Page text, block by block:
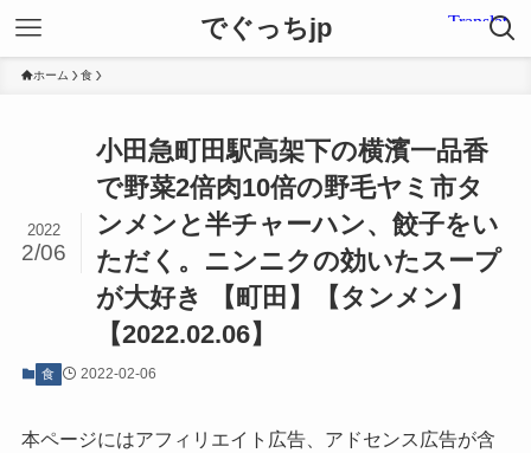
でぐっちjp
ホーム 食
小田急町田駅高架下の横濱一品香
で野菜2倍肉10倍の野毛ヤミ市タ
ンメンと半チャーハン、餃子をい
ただく。ニンニクの効いたスープ
が大好き 【町田】【タンメン】
【2022.02.06】
2022
2/06
食 2022-02-06
本ページにはアフィリエイト広告、アドセンス広告が含